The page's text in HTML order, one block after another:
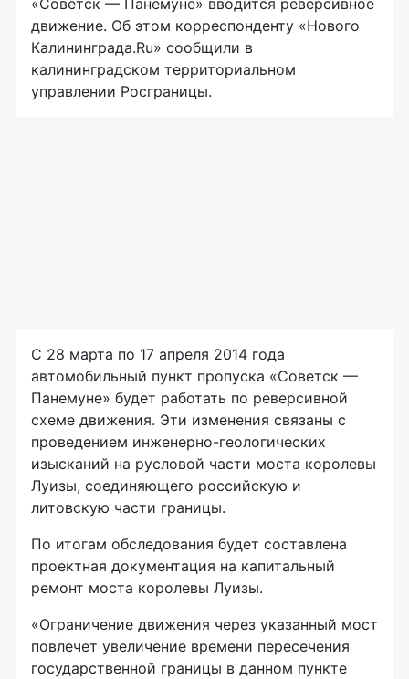
«Советск — Панемуне» вводится реверсивное
движение. Об этом корреспонденту «Нового
Калининграда.Ru» сообщили в
калининградском территориальном
управлении Росграницы.
С 28 марта по 17 апреля 2014 года
автомобильный пункт пропуска «Советск —
Панемуне» будет работать по реверсивной
схеме движения. Эти изменения связаны с
проведением инженерно-геологических
изысканий на русловой части моста королевы
Луизы, соединяющего российскую и
литовскую части границы.
По итогам обследования будет составлена
проектная документация на капитальный
ремонт моста королевы Луизы.
«Ограничение движения через указанный мост
повлечет увеличение времени пересечения
государственной границы в данном пункте